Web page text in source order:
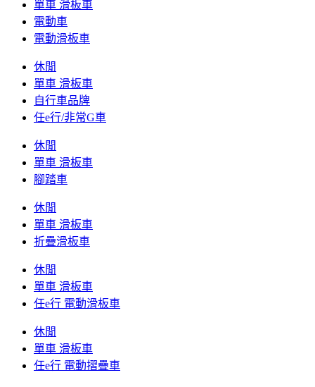
單車 滑板車
電動車
電動滑板車
休閒
單車 滑板車
自行車品牌
任e行/非常G車
休閒
單車 滑板車
腳踏車
休閒
單車 滑板車
折疊滑板車
休閒
單車 滑板車
任e行 電動滑板車
休閒
單車 滑板車
任e行 電動摺疊車